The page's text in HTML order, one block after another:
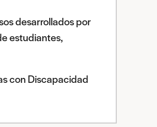
desarrollados por
estudiantes,
con Discapacidad